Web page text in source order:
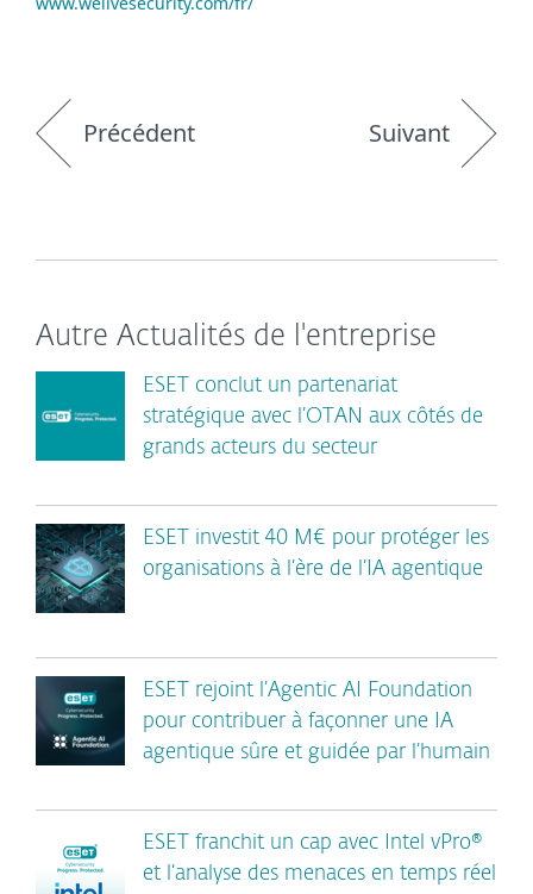
Précédent Suivant
Autre Actualités de l'entreprise
ESET conclut un partenariat
stratégique avec l’OTAN aux côtés de
grands acteurs du secteur
ESET investit 40 M€ pour protéger les
organisations à l’ère de l’IA agentique
ESET rejoint l’Agentic AI Foundation
pour contribuer à façonner une IA
agentique sûre et guidée par l’humain
ESET franchit un cap avec Intel vPro®
et l’analyse des menaces en temps réel